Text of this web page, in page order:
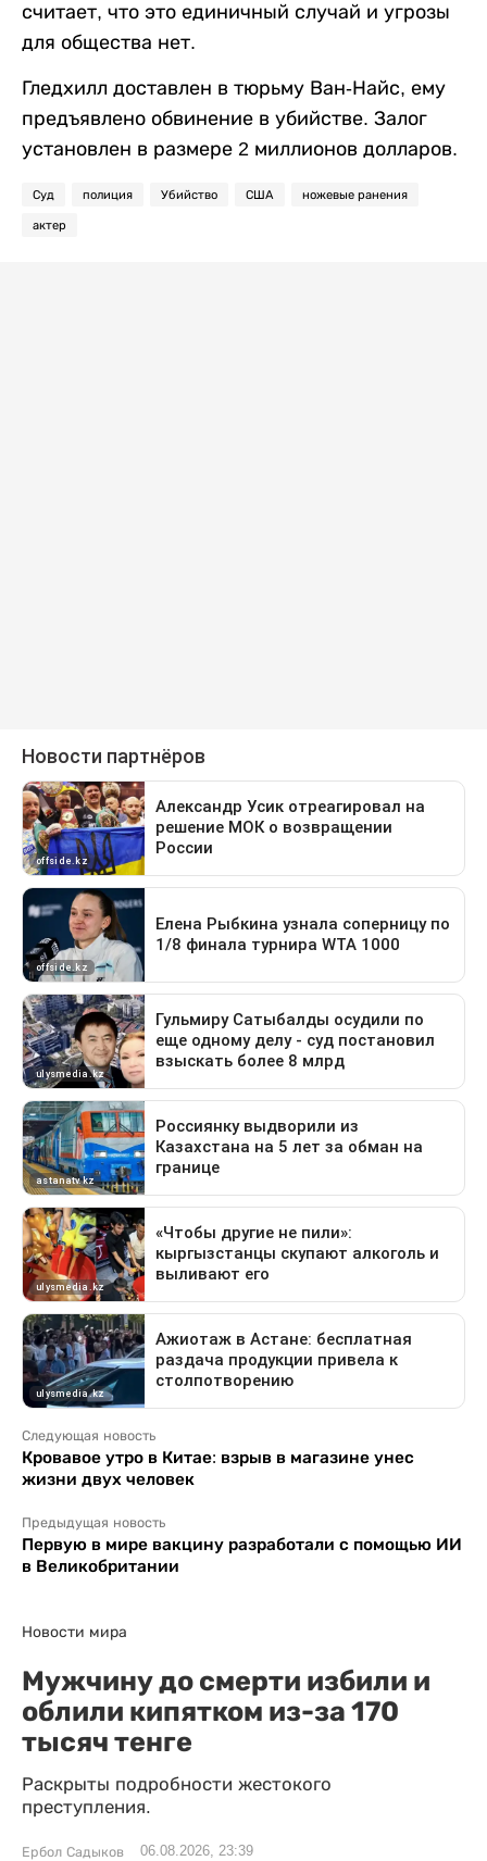
считает, что это единичный случай и угрозы
для общества нет.
Гледхилл доставлен в тюрьму Ван-Найс, ему
предъявлено обвинение в убийстве. Залог
установлен в размере 2 миллионов долларов.
Суд полиция Убийство США ножевые ранения
актер
Следующая новость
Кровавое утро в Китае: взрыв в магазине унес
жизни двух человек
Предыдущая новость
Первую в мире вакцину разработали с помощью ИИ
в Великобритании
Новости мира
Мужчину до смерти избили и
облили кипятком из-за 170
тысяч тенге
Раскрыты подробности жестокого
преступления.
Ербол Садыков 06.08.2026, 23:39